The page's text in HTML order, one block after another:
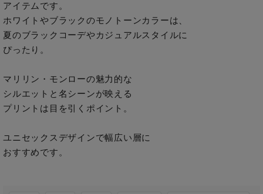
アイテムです。
ホワイトやブラックのモノトーンカラーは、
夏のブラックコーデやカジュアルスタイルに
ぴったり。
マリリン・モンローの魅力的な
シルエットと名シーンが映える
プリントは目を引くポイント。
ユニセックスデザインで幅広い層に
おすすめです。